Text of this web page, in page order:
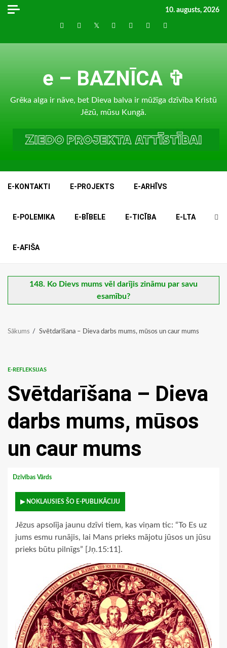
Skip
10. augusts, 2026
Draugiem
Facebook
TwitterInstagram
LinkedInwhatsapp
RSS
e – BAZNĪCA ✞
Grēka alga ir nāve, bet Dieva balva ir mūžīga dzīvība Kristū
Jēzū, mūsu Kungā.
E-KONTAKTI E-PROJEKTS E-ARHĪVS
E-POLEMIKA E-BĪBELE E-TICĪBA E-LTA
E-AFIŠA
148. Ko Dievs mums vēl darījis zināmu par savu
esamību?
Sākums Svētdarīšana – Dieva darbs mums, mūsos un caur mums
E-REFLEKSIJAS
Svētdarīšana – Dieva
darbs mums, mūsos
un caur mums
Dzīvības Vārds
▶ NOKLAUSIES ŠO E-PUBLIKĀCIJU
Jēzus apsolīja jaunu dzīvi tiem, kas viņam tic: “To Es uz
jums esmu runājis, lai Mans prieks mājotu jūsos un jūsu
prieks būtu pilnīgs” [Jņ.15:11].